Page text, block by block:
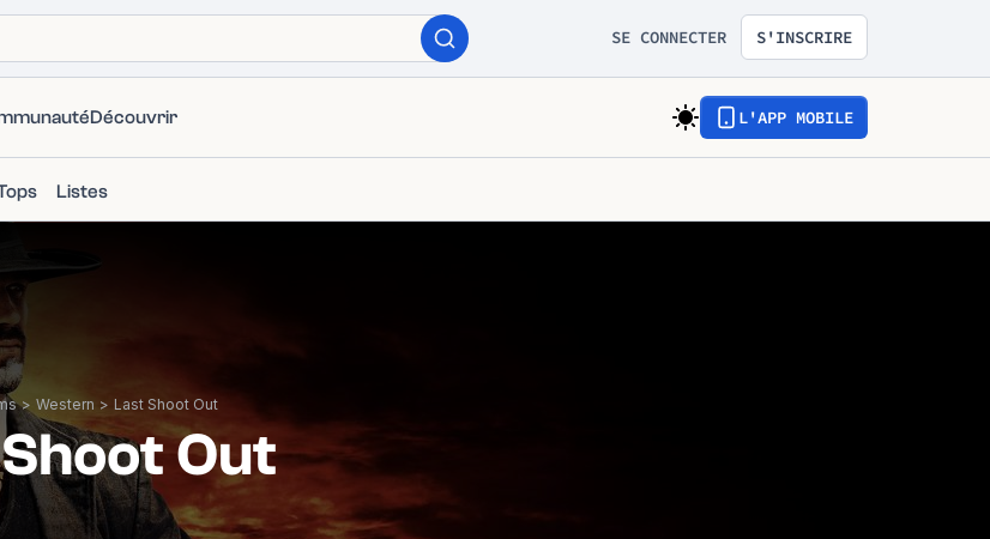
SE CONNECTER S'INSCRIRE
Découvrir L'APP MOBILE
Listes
> Western > Last Shoot Out
Out